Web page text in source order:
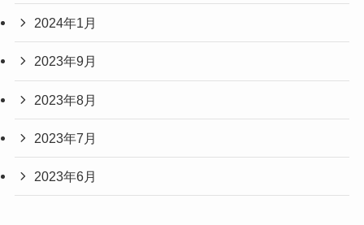
2024年9月
2024年8月
2024年3月
2024年2月
2024年1月
2023年9月